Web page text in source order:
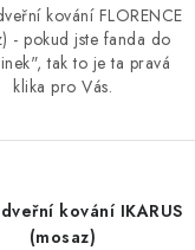
kování FLORENCE
- pokud jste fanda do
tak to je ta pravá
klika pro Vás.
kování IKARUS
(mosaz)